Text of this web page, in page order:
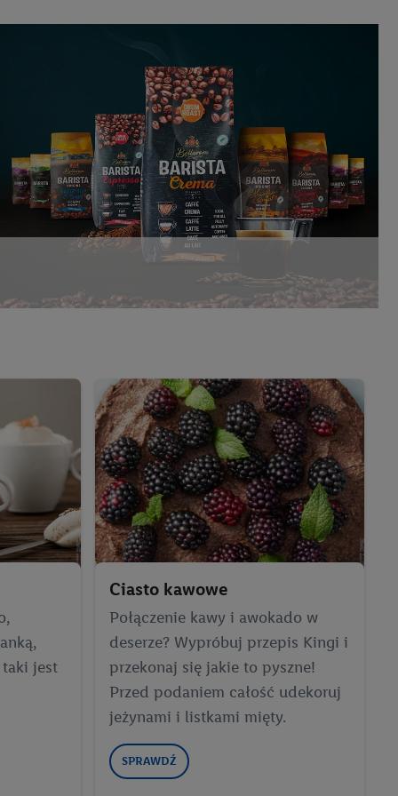
jest
Ciasto kawowe
Połączenie kawy i awokado w
deserze? Wypróbuj przepis Kingi i
przekonaj się jakie to pyszne!
Przed podaniem całość udekoruj
jeżynami i listkami mięty.
SPRAWDŹ
adres e-
technologii Utiq w
adresu IP. Jeśli
użyciu adresu IP i
zostanie
z usług Lidl. W
celów marketingu
znaleźć w
Klikając
celach, w tym na
danych i prawo
prywatności
poszczególne cele
w formie słów
dostarczanie i
identyfikacja
za
cyfrowego i:
lub łączenia
ograniczonych
na potrzeby
do nich.
reklam.